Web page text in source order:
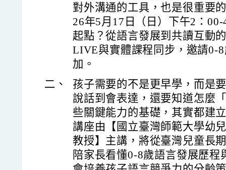
對外溝通的工具，也是很重要
26年5月17日（日）下午2：
起點？從語言發展到共讀互動
LIVE與實體課程同步，邀請0-
加。
二、
孩子需要的不是更早學，而是
說話到會表達，還要知道怎麼
些關鍵能力的基礎，其實都建
講座由【國立臺灣師範大學幼
教授】主講，將從臺灣兒童長
陪家長看懂0-8歲語言發展歷